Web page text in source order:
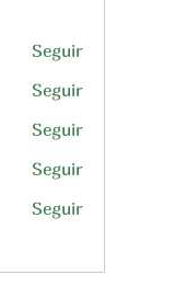
Seguir
Seguir
Seguir
Seguir
Seguir